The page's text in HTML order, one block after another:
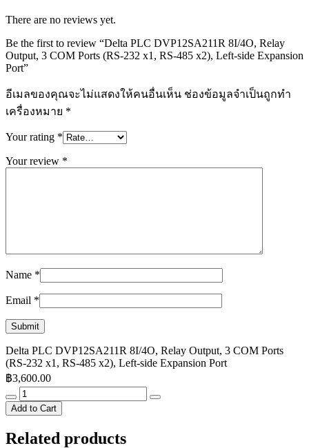
There are no reviews yet.
Be the first to review “Delta PLC DVP12SA211R 8I/4O, Relay
Output, 3 COM Ports (RS-232 x1, RS-485 x2), Left-side Expansion
Port”
อีเมลของคุณจะไม่แสดงให้คนอื่นเห็น ช่องข้อมูลจำเป็นถูกทำ
เครื่องหมาย *
Your rating *
Your review *
Name *
Email *
Delta PLC DVP12SA211R 8I/4O, Relay Output, 3 COM Ports
(RS-232 x1, RS-485 x2), Left-side Expansion Port
฿3,600.00
Delta
PLC
DVP12SA211R
Relay
Add to Cart
Related products